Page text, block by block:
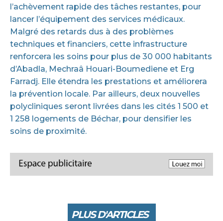
l’achèvement rapide des tâches restantes, pour
lancer l’équipement des services médicaux.
Malgré des retards dus à des problèmes
techniques et financiers, cette infrastructure
renforcera les soins pour plus de 30 000 habitants
d’Abadla, Mechraâ Houari-Boumediene et Erg
Farradj. Elle étendra les prestations et améliorera
la prévention locale. Par ailleurs, deux nouvelles
polycliniques seront livrées dans les cités 1 500 et
1 258 logements de Béchar, pour densifier les
soins de proximité.
PLUS D'ARTICLES